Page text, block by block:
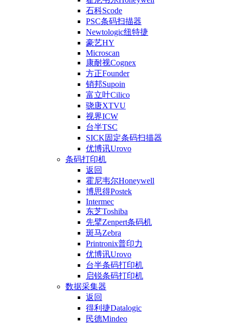
石科Scode
PSC条码扫描器
Newtologic纽特捷
豪艺HY
Microscan
康耐视Cognex
方正Founder
销邦Supoin
富立叶Cilico
骁唐XTVU
视界ICW
台半TSC
SICK固定条码扫描器
优博讯Urovo
条码打印机
返回
霍尼韦尔Honeywell
博思得Postek
Intermec
东芝Toshiba
先擘Zenpert条码机
斑马Zebra
Printronix普印力
优博讯Urovo
台半条码打印机
启锐条码打印机
数据采集器
返回
得利捷Datalogic
民德Mindeo